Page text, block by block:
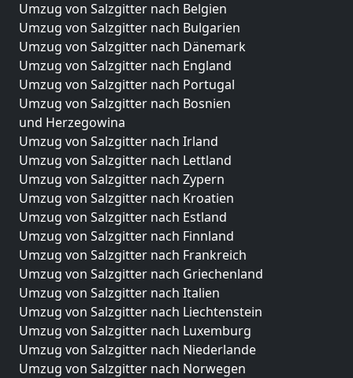
Umzug von Salzgitter nach Belgien
Umzug von Salzgitter nach Bulgarien
Umzug von Salzgitter nach Dänemark
Umzug von Salzgitter nach England
Umzug von Salzgitter nach Portugal
Umzug von Salzgitter nach Bosnien
und Herzegowina
Umzug von Salzgitter nach Irland
Umzug von Salzgitter nach Lettland
Umzug von Salzgitter nach Zypern
Umzug von Salzgitter nach Kroatien
Umzug von Salzgitter nach Estland
Umzug von Salzgitter nach Finnland
Umzug von Salzgitter nach Frankreich
Umzug von Salzgitter nach Griechenland
Umzug von Salzgitter nach Italien
Umzug von Salzgitter nach Liechtenstein
Umzug von Salzgitter nach Luxemburg
Umzug von Salzgitter nach Niederlande
Umzug von Salzgitter nach Norwegen